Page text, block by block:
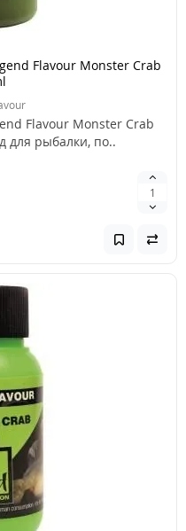
Flavour Monster Crab
Flavour Monster Crab
для рыбалки, по..